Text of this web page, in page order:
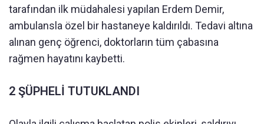
tarafından ilk müdahalesi yapılan Erdem Demir,
ambulansla özel bir hastaneye kaldırıldı. Tedavi altına
alınan genç öğrenci, doktorların tüm çabasına
rağmen hayatını kaybetti.
2 ŞÜPHELİ TUTUKLANDI